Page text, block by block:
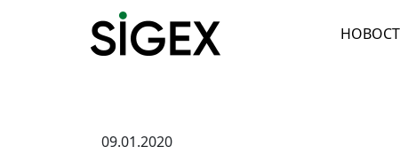
09.01.2020